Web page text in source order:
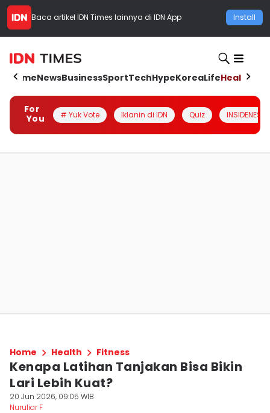
Baca artikel IDN Times lainnya di IDN App Install
HomeNewsBusinessSportTechHypeKoreaLifeHealth
For
You
# Yuk Vote Iklanin di IDN Quiz INSIDENESIA
Home Health Fitness
Kenapa Latihan Tanjakan Bisa Bikin
Lari Lebih Kuat?
20 Jun 2026, 09:05 WIB
Nuruliar F